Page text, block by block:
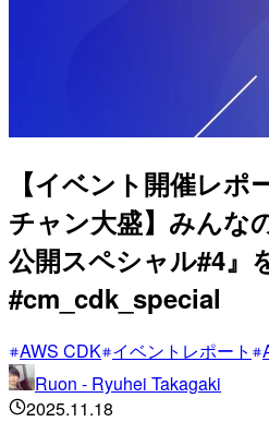
【イベント開催レポ
チャン大盛】みんな
公開スペシャル#4』
#cm_cdk_special
AWS CDK イベントレポート
Ruon - Ryuhei Takagaki
2025.11.18